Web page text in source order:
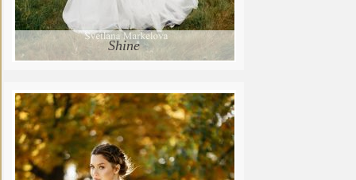
Shine